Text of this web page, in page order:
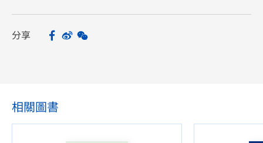
分享 Facebook
Sina Weibo
WeChat
相關圖書